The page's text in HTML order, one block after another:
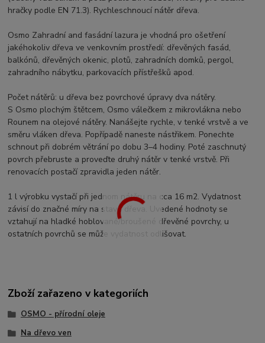
hračky podle EN 71.3). Rychleschnoucí nátěr dřeva.
Osmo Zahradní and fasádní lazura je vhodná pro ošetření
jakéhokoliv dřeva ve venkovním prostředí: dřevěných fasád,
balkónů, dřevěných okenic, plotů, zahradních domků, pergol,
zahradního nábytku, parkovacích přístřešků apod.
Počet nátěrů: u dřeva bez povrchové úpravy dva nátěry.
S Osmo plochým štětcem, Osmo válečkem z mikrovlákna nebo
Rounem na olejové nátěry. Nanášejte rychle, v tenké vrstvě a ve
směru vláken dřeva. Popřípadě naneste nástřikem. Ponechte
schnout při dobrém větrání po dobu 3–4 hodiny. Poté zaschnutý
povrch přebruste a proveďte druhý nátěr v tenké vrstvě. Při
renovacích postačí zpravidla jeden nátěr.
1 l výrobku vystačí při jednom nátěru na cca 16 m2. Vydatnost
závisí do značné míry na stavu dřeva. Uvedené hodnoty se
vztahují na hladké hoblované/broušené dřevěné povrchy, u
ostatních povrchů se může vydatnost odlišovat.
Zboží zařazeno v kategoriích
OSMO - přírodní oleje
Na dřevo ven